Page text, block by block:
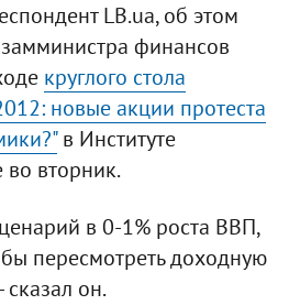
LB.ua, об этом
финансов
круглого стола
новые акции протеста
в Институте
вторник.
в 0-1% роста ВВП,
пересмотреть доходную
сказал он.